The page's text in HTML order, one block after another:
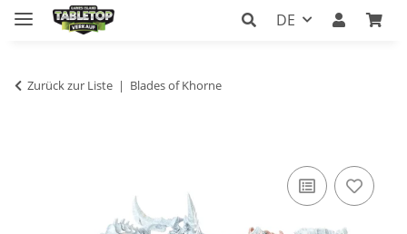
DE
Zurück zur Liste Blades of Khorne